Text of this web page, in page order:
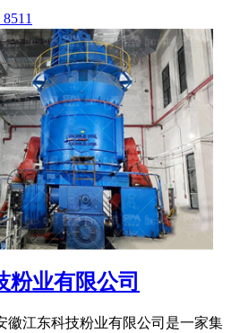
粉业有限公司
徽江东科技粉业有限公司是一家集